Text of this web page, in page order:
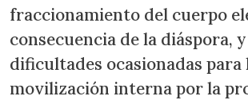
fraccionamiento del cuerpo
consecuencia de la diáspora,
dificultades ocasionadas para
movilización interna por la